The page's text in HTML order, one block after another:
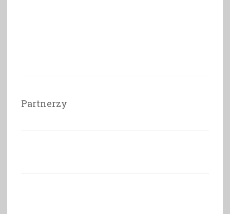
Partnerzy